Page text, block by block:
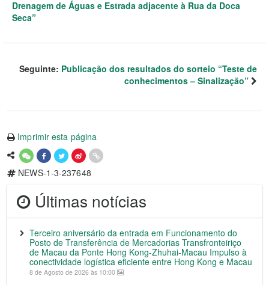
Drenagem de Águas e Estrada adjacente à Rua da Doca
Seca”
Seguinte: Publicação dos resultados do sorteio “Teste de
conhecimentos – Sinalização”
Imprimir esta página
NEWS-1-3-237648
Últimas notícias
Terceiro aniversário da entrada em Funcionamento do
Posto de Transferência de Mercadorias Transfronteiriço
de Macau da Ponte Hong Kong-Zhuhai-Macau Impulso à
conectividade logística eficiente entre Hong Kong e Macau
8 de Agosto de 2026 às 10:00